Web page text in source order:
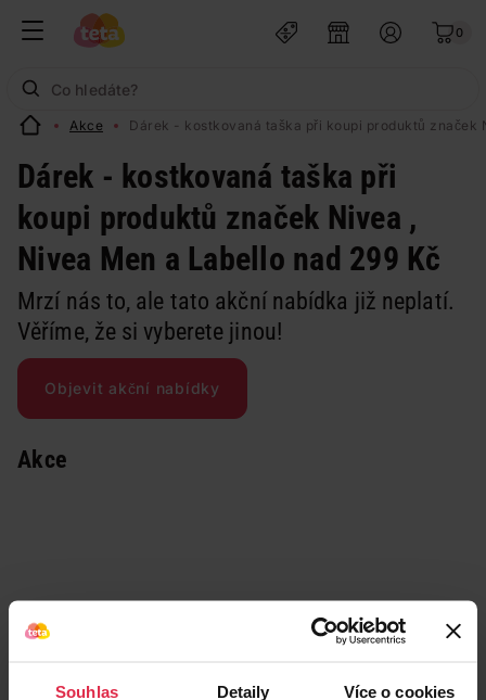
Souhlas Detaily Více o cookies
0
Akce Dárek - kostkovaná taška při koupi produktů značek
Dárek - kostkovaná taška při
koupi produktů značek Nivea ,
Nivea Men a Labello nad 299 Kč
Mrzí nás to, ale tato akční nabídka již neplatí.
Věříme, že si vyberete jinou!
Objevit akční nabídky
Akce